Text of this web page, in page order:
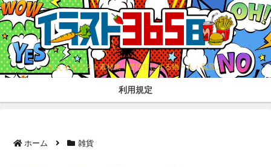
使えるイラスト素材集！普段目にする物・人・風景。
利用規定
ホーム 雑貨